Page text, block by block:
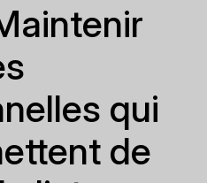
qui
de